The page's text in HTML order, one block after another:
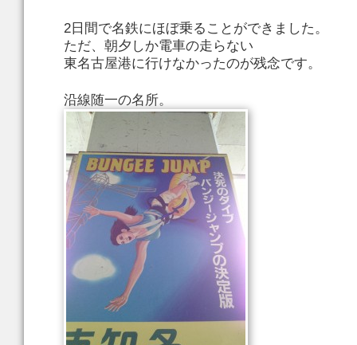
2日間で名鉄にほぼ乗ることができました。
ただ、朝夕しか電車の走らない
東名古屋港に行けなかったのが残念です。
沿線随一の名所。